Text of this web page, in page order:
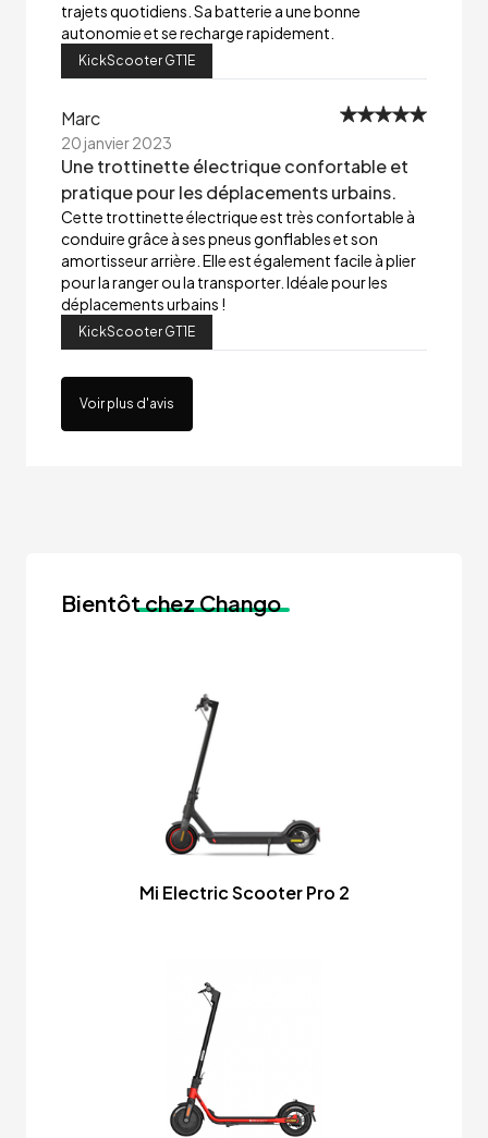
trajets quotidiens. Sa batterie a une bonne
autonomie et se recharge rapidement.
KickScooter GT1E
Marc
20 janvier 2023
Une trottinette électrique confortable et
pratique pour les déplacements urbains.
Cette trottinette électrique est très confortable à
conduire grâce à ses pneus gonflables et son
amortisseur arrière. Elle est également facile à plier
pour la ranger ou la transporter. Idéale pour les
déplacements urbains !
KickScooter GT1E
Voir plus d'avis
Bientôtchez Chango
Mi Electric Scooter Pro 2